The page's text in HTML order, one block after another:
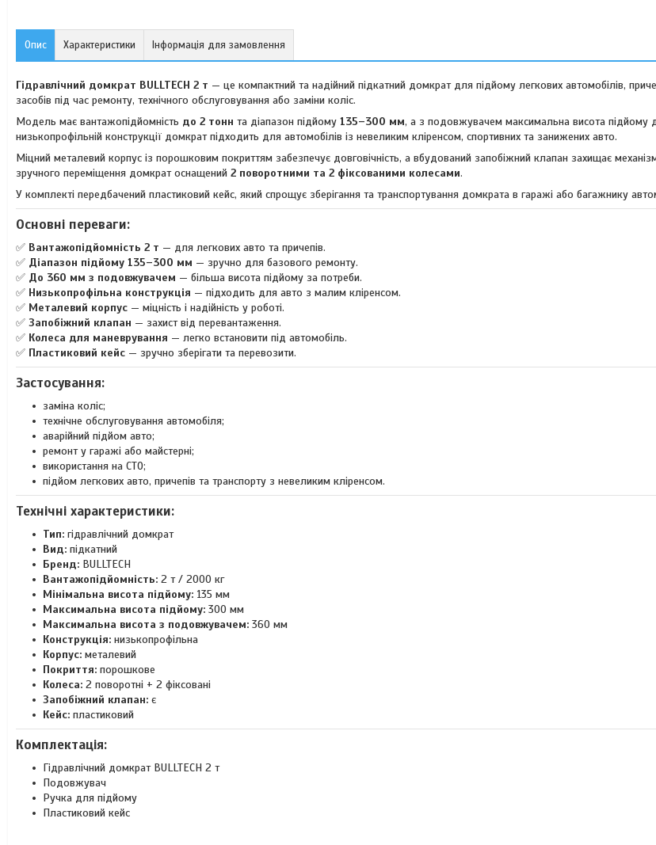
Опис Характеристики Інформація для замовлення
Гідравлічний домкрат BULLTECH 2 т — це компактний та надійний підкатний домкрат для підйому легкових автомобілів,
засобів під час ремонту, технічного обслуговування або заміни коліс.
Модель має вантажопідйомність до 2 тонн та діапазон підйому 135–300 мм, а з подовжувачем максимальна висота підйому
низькопрофільній конструкції домкрат підходить для автомобілів із невеликим кліренсом, спортивних та занижених авто.
Міцний металевий корпус із порошковим покриттям забезпечує довговічність, а вбудований запобіжний клапан захищає
зручного переміщення домкрат оснащений 2 поворотними та 2 фіксованими колесами.
У комплекті передбачений пластиковий кейс, який спрощує зберігання та транспортування домкрата в гаражі або багажнику
Основні переваги:
✅ Вантажопідйомність 2 т — для легкових авто та причепів.
✅ Діапазон підйому 135–300 мм — зручно для базового ремонту.
✅ До 360 мм з подовжувачем — більша висота підйому за потреби.
✅ Низькопрофільна конструкція — підходить для авто з малим кліренсом.
✅ Металевий корпус — міцність і надійність у роботі.
✅ Запобіжний клапан — захист від перевантаження.
✅ Колеса для маневрування — легко встановити під автомобіль.
✅ Пластиковий кейс — зручно зберігати та перевозити.
Застосування:
заміна коліс;
технічне обслуговування автомобіля;
аварійний підйом авто;
ремонт у гаражі або майстерні;
використання на СТО;
підйом легкових авто, причепів та транспорту з невеликим кліренсом.
Технічні характеристики:
Тип: гідравлічний домкрат
Вид: підкатний
Бренд: BULLTECH
Вантажопідйомність: 2 т / 2000 кг
Мінімальна висота підйому: 135 мм
Максимальна висота підйому: 300 мм
Максимальна висота з подовжувачем: 360 мм
Конструкція: низькопрофільна
Корпус: металевий
Покриття: порошкове
Колеса: 2 поворотні + 2 фіксовані
Запобіжний клапан: є
Кейс: пластиковий
Комплектація:
Гідравлічний домкрат BULLTECH 2 т
Подовжувач
Ручка для підйому
Пластиковий кейс